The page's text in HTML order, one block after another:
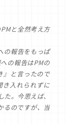
と全然考え方
の報告をもっぱ
の報告はPMの
』と言ったので
き入れられずに
。今思えば、
るのですが、当